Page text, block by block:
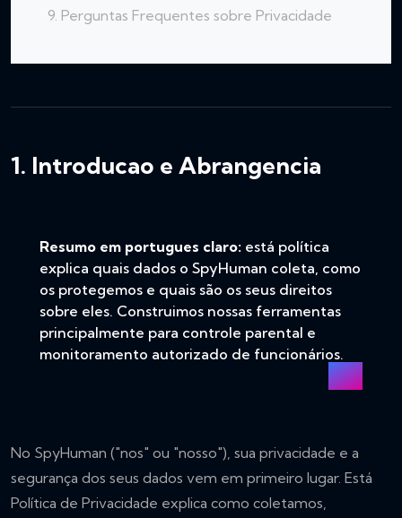
Perguntas Frequentes sobre Privacidade
1. Introducao e Abrangencia
Resumo em portugues claro: está política
explica quais dados o SpyHuman coleta, como
os protegemos e quais são os seus direitos
sobre eles. Construimos nossas ferramentas
principalmente para controle parental e
monitoramento autorizado de funcionários.
No SpyHuman ("nos" ou "nosso"), sua privacidade e a
segurança dos seus dados vem em primeiro lugar. Está
Política de Privacidade explica como coletamos,